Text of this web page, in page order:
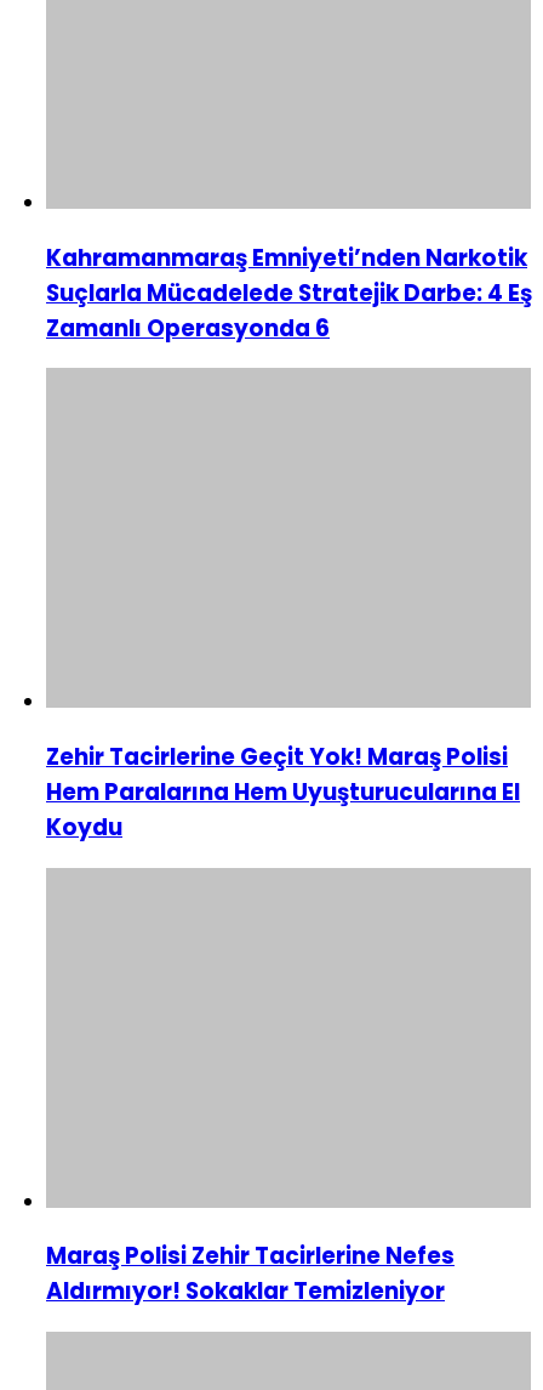
Kahramanmaraş Emniyeti’nden Narkotik
Suçlarla Mücadelede Stratejik Darbe: 4 Eş
Zamanlı Operasyonda 6
Zehir Tacirlerine Geçit Yok! Maraş Polisi
Hem Paralarına Hem Uyuşturucularına El
Koydu
Maraş Polisi Zehir Tacirlerine Nefes
Aldırmıyor! Sokaklar Temizleniyor